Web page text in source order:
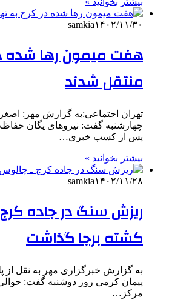
samkia۱۴۰۲/۱۱/۳۰
هفت میمون رها شده
منتقل شدند
تهران اجتماعی:به گزارش مهر: اصغر
چهارشنبه گفت: نیروهای یگان
پس از کسب خبری…
بیشتر بخوانید »
samkia۱۴۰۲/۱۱/۲۸
ریزش سنگ در جاده
کشته برجا گذاشت
به گزارش خبرگزاری مهر به نقل از
مرکز…